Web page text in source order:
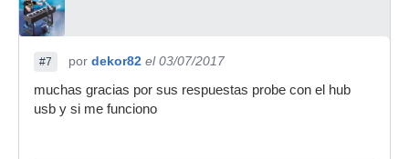
#7 por dekor82 el 03/07/2017
muchas gracias por sus respuestas probe con el hub
usb y si me funciono